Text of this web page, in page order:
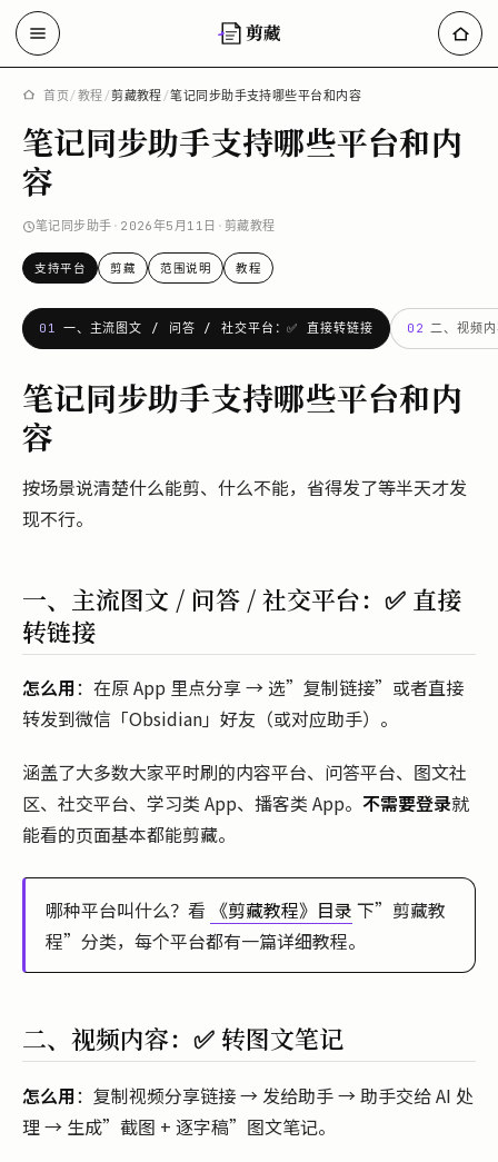
剪藏
首页/教程/剪藏教程/笔记同步助手支持哪些平台和内容
笔记同步助手支持哪些平台和内
容
笔记同步助手 · 2026年5月11日 · 剪藏教程
支持平台 剪藏 范围说明 教程
01 一、主流图文 / 问答 / 社交平台：✅ 直接转链接 02 二、视频
笔记同步助手支持哪些平台和内
容
按场景说清楚什么能剪、什么不能，省得发了等半天才发
现不行。
一、主流图文 / 问答 / 社交平台：✅ 直接
转链接
怎么用：在原 App 里点分享 → 选”复制链接”或者直接
转发到微信「Obsidian」好友（或对应助手）。
涵盖了大多数大家平时刷的内容平台、问答平台、图文社
区、社交平台、学习类 App、播客类 App。 不需要登录就
能看的页面基本都能剪藏。
哪种平台叫什么？看 《剪藏教程》目录 下”剪藏教
程”分类，每个平台都有一篇详细教程。
二、视频内容：✅ 转图文笔记
怎么用：复制视频分享链接 → 发给助手 → 助手交给 AI 处
理 → 生成”截图 + 逐字稿”图文笔记。